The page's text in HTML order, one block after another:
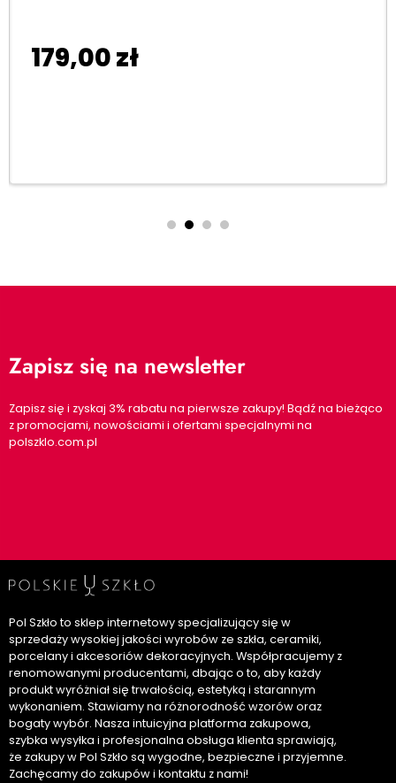
179,00zł
Zapisz się na newsletter
Zapisz się i zyskaj 3% rabatu na pierwsze zakupy! Bądź na bieżąco
z promocjami, nowościami i ofertami specjalnymi na
polszklo.com.pl
Pol Szkło to sklep internetowy specjalizujący się w
sprzedaży wysokiej jakości wyrobów ze szkła, ceramiki,
porcelany i akcesoriów dekoracyjnych. Współpracujemy z
renomowanymi producentami, dbając o to, aby każdy
produkt wyróżniał się trwałością, estetyką i starannym
wykonaniem. Stawiamy na różnorodność wzorów oraz
bogaty wybór. Nasza intuicyjna platforma zakupowa,
szybka wysyłka i profesjonalna obsługa klienta sprawiają,
że zakupy w Pol Szkło są wygodne, bezpieczne i przyjemne.
Zachęcamy do zakupów i kontaktu z nami!